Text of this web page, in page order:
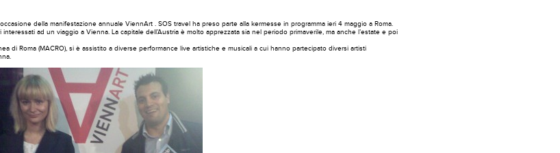
della manifestazione annuale ViennArt . SOS travel ha preso parte alla kermesse in programma ieri 4 maggio a Roma.
ad un viaggio a Vienna. La capitale dell’Austria è molto apprezzata sia nel periodo primaverile, ma anche l’estate e poi
di Roma (MACRO), si è assistito a diverse performance live artistiche e musicali a cui hanno partecipato diversi artisti